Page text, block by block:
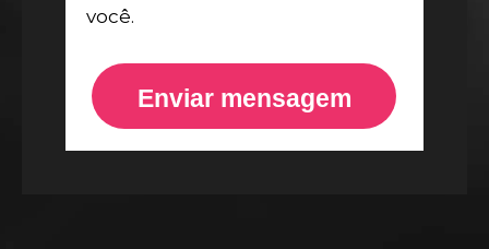
você.
Enviar mensagem